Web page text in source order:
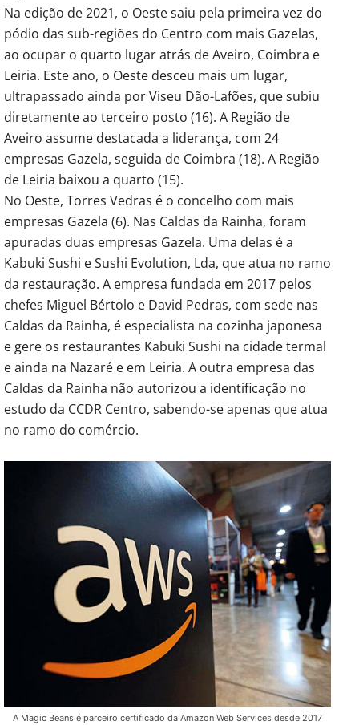
Na edição de 2021, o Oeste saiu pela primeira vez do
pódio das sub-regiões do Centro com mais Gazelas,
ao ocupar o quarto lugar atrás de Aveiro, Coimbra e
Leiria. Este ano, o Oeste desceu mais um lugar,
ultrapassado ainda por Viseu Dão-Lafões, que subiu
diretamente ao terceiro posto (16). A Região de
Aveiro assume destacada a liderança, com 24
empresas Gazela, seguida de Coimbra (18). A Região
de Leiria baixou a quarto (15).
No Oeste, Torres Vedras é o concelho com mais
empresas Gazela (6). Nas Caldas da Rainha, foram
apuradas duas empresas Gazela. Uma delas é a
Kabuki Sushi e Sushi Evolution, Lda, que atua no ramo
da restauração. A empresa fundada em 2017 pelos
chefes Miguel Bértolo e David Pedras, com sede nas
Caldas da Rainha, é especialista na cozinha japonesa
e gere os restaurantes Kabuki Sushi na cidade termal
e ainda na Nazaré e em Leiria. A outra empresa das
Caldas da Rainha não autorizou a identificação no
estudo da CCDR Centro, sabendo-se apenas que atua
no ramo do comércio.
A Magic Beans é parceiro certificado da Amazon Web Services desde 2017